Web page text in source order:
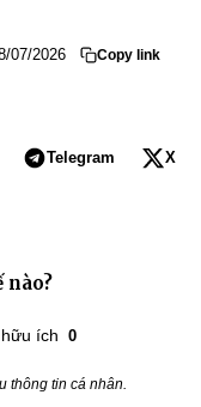
07/2026 Copy link
Telegram X
nào?
ích 0
thông tin cá nhân.